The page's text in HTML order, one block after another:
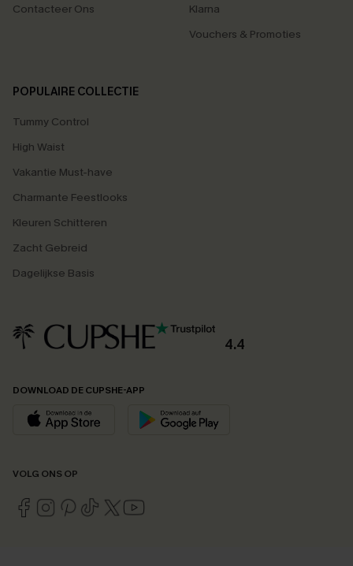
Contacteer Ons
Klarna
Vouchers & Promoties
POPULAIRE COLLECTIE
Tummy Control
High Waist
Vakantie Must-have
Charmante Feestlooks
Kleuren Schitteren
Zacht Gebreid
Dagelijkse Basis
4.4
DOWNLOAD DE CUPSHE-APP
VOLG ONS OP